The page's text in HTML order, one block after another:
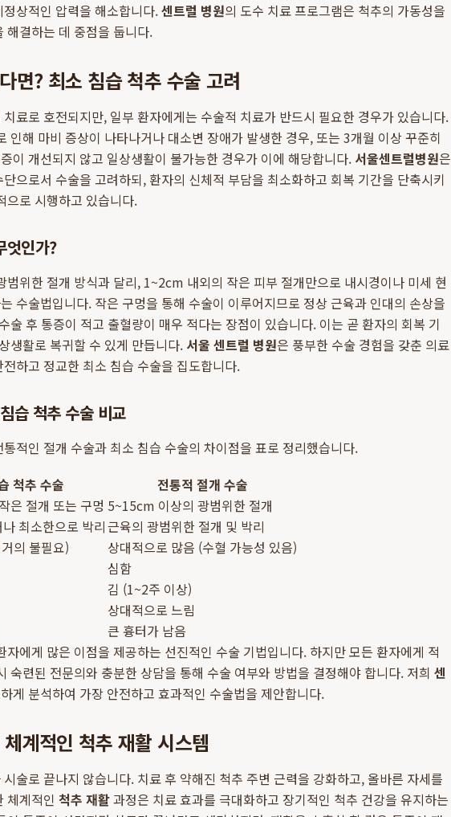
상적인 압력을 해소합니다.센트럴 병원의 도수 치료 프로그램은 척추의 가동성을
해결하는 데 중점을 둡니다.
면? 최소 침습 척추 수술 고려
료로 호전되지만, 일부 환자에게는 수술적 치료가 반드시 필요한 경우가 있습니다.
인해 마비 증상이 나타나거나 대소변 장애가 발생한 경우, 또는 3개월 이상 꾸준히
이 개선되지 않고 일상생활이 불가능한 경우가 이에 해당합니다. 서울센트럴병원은
으로서 수술을 고려하되, 환자의 신체적 부담을 최소화하고 회복 기간을 단축시키
으로 시행하고 있습니다.
엇인가?
범위한 절개 방식과 달리, 1~2cm 내외의 작은 피부 절개만으로 내시경이나 미세 현
수술법입니다. 작은 구멍을 통해 수술이 이루어지므로 정상 근육과 인대의 손상을
술 후 통증이 적고 출혈량이 매우 적다는 장점이 있습니다. 이는 곧 환자의 회복 기
생활로 복귀할 수 있게 만듭니다. 서울 센트럴 병원은 풍부한 수술 경험을 갖춘 의료
하고 정교한 최소 침습 수술을 집도합니다.
습 척추 수술 비교
적인 절개 수술과 최소 침습 수술의 차이점을 표로 정리했습니다.
척추 수술
전통적 절개 수술
은 절개 또는 구멍 5~15cm 이상의 광범위한 절개
최소한으로 박리근육의 광범위한 절개 및 박리
의 불필요)
상대적으로 많음 (수혈 가능성 있음)
심함
김 (1~2주 이상)
상대적으로 느림
큰 흉터가 남음
자에게 많은 이점을 제공하는 선진적인 수술 기법입니다. 하지만 모든 환자에게 적
숙련된 전문의와 충분한 상담을 통해 수술 여부와 방법을 결정해야 합니다. 저희 센
게 분석하여 가장 안전하고 효과적인 수술법을 제안합니다.
계적인 척추 재활 시스템
술로 끝나지 않습니다. 치료 후 약해진 척추 주변 근력을 강화하고, 올바른 자세를
체계적인 척추 재활과정은 치료 효과를 극대화하고 장기적인 척추 건강을 유지하는